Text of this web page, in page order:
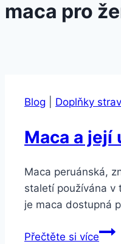
maca pro
Blog Doplňky
Maca a její
Maca peruánská,
staletí používána v
je maca dostupná
Přečtěte si víceMaca